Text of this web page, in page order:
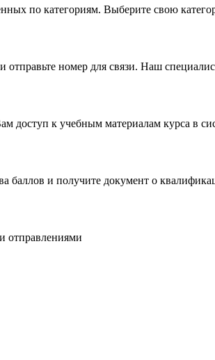
по категориям. Выберите свою
номер для связи. Наш
доступ к учебным материалам курса в
баллов и получите документ о
отправлениями